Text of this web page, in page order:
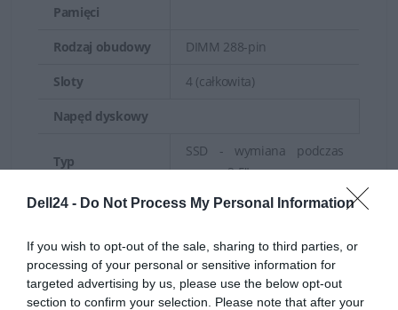
Dell24 - Do Not Process My Personal Information
If you wish to opt-out of the sale, sharing to third parties, or
processing of your personal or sensitive information for
targeted advertising by us, please use the below opt-out
section to confirm your selection. Please note that after your
Zrównoważona wydajność, pamięć oraz funkcje we/wy
niewielkiego, dwuprocesorowego serwera Dell
PowerEdge ogólnego przeznaczenia o wielkości 1U
umożliwiają zintegrowanie i uproszczenie zarządzania
wirtualizacją, cyklem eksploatacji oraz danymi.
Pamięci
Rodzaj obudowy DIMM 288-pin
Sloty 4 (całkowita)
Napęd dyskowy
Typ
SSD - wymiana podczas
pracy - 2.5"
Pojemność 2 x 480 GB
Typ interfejsu SATA 6Gb/s
Cechy
1 DWPD, Read Intensive,
emulacja 512 (512e)